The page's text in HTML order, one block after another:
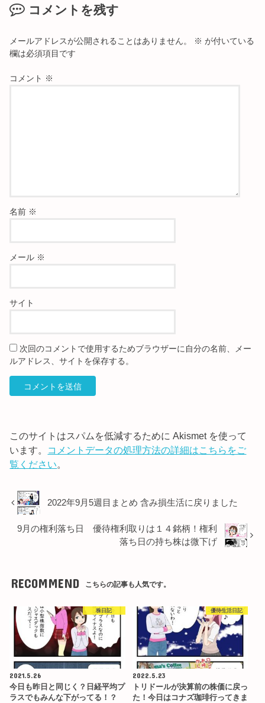
コメントを残す
メールアドレスが公開されることはありません。 ※ が付いている
欄は必須項目です
コメント ※
名前 ※
メール ※
サイト
次回のコメントで使用するためブラウザーに自分の名前、メー
ルアドレス、サイトを保存する。
このサイトはスパムを低減するために Akismet を使って
います。 コメントデータの処理方法の詳細はこちらをご
覧ください。
2022年9月5週目まとめ 含み損生活に戻りました
9月の権利落ち日 優待権利取りは１４銘柄！権利
落ち日の持ち株は微下げ
RECOMMEND こちらの記事も人気です。
株日記
2021.5.26
今日も昨日と同じく？日経平均プ
ラスでもみんな下がってる！？
優待生活日記
2022.5.23
トリドールが決算前の株価に戻っ
た！今日はコナズ珈琲行ってきま